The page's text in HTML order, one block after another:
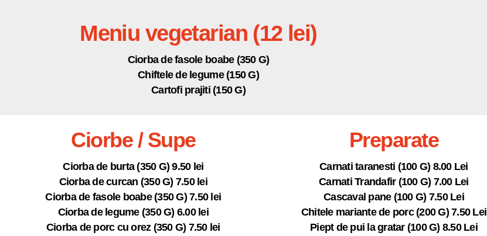
Meniu vegetarian (12 lei)
Ciorba de fasole boabe (350 G)
Chiftele de legume (150 G)
Cartofi prajiti (150 G)
Ciorbe / Supe
Ciorba de burta (350 G) 9.50 lei
Ciorba de curcan (350 G) 7.50 lei
Ciorba de fasole boabe (350 G) 7.50 lei
Ciorba de legume (350 G) 6.00 lei
Ciorba de porc cu orez (350 G) 7.50 lei
Preparate
Carnati taranesti (100 G) 8.00 Lei
Carnati Trandafir (100 G) 7.00 Lei
Cascaval pane (100 G) 7.50 Lei
Chitele mariante de porc (200 G) 7.50 Lei
Piept de pui la gratar (100 G) 8.50 Lei